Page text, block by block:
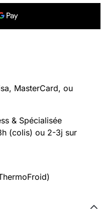
MasterCard, ou
& Spécialisée
(colis) ou 2-3j sur